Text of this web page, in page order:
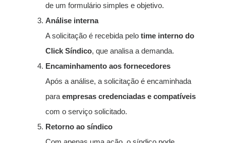
de um formulário simples e objetivo.
Análise interna
A solicitação é recebida pelo time interno do
Click Síndico, que analisa a demanda.
Encaminhamento aos fornecedores
Após a análise, a solicitação é encaminhada
para empresas credenciadas e compatíveis
com o serviço solicitado.
Retorno ao síndico